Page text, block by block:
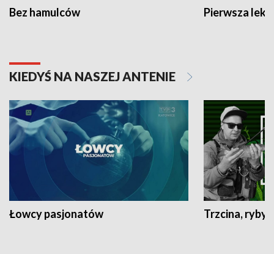
Bez hamulców Pierwsza
KIEDYŚ NA NASZEJ ANTENIE
Łowcy pasjonatów Trzcina, ryby